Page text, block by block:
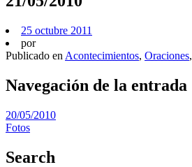
25 octubre 2011
por
Publicado en Acontecimientos, Oraciones,
Navegación de la entrada
20/05/2010
Fotos
Search